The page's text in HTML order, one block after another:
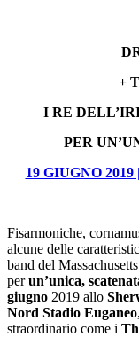
+
I RE
PER
19 GIUGNO
Fisarmoniche,
alcune delle
band del
perun’unica,
giugno 2019 allo
Nord Stadio Euganeo
straordinario come i